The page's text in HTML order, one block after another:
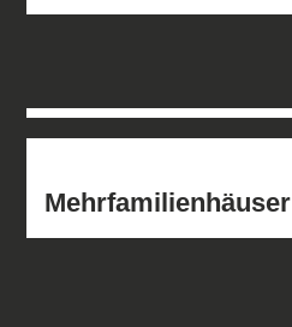
Mehrfamilienhäuser